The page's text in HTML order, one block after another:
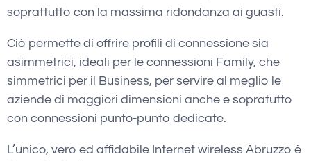
soprattutto con la massima ridondanza ai guasti.
Ciò permette di offrire profili di connessione sia
asimmetrici, ideali per le connessioni Family, che
simmetrici per il Business, per servire al meglio le
aziende di maggiori dimensioni anche e sopratutto
con connessioni punto-punto dedicate.
L’unico, vero ed affidabile Internet wireless Abruzzo è